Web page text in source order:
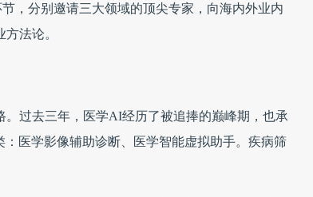
，分别邀请三大领域的顶尖专家，向海内外业内
方法论。
过去三年，医学AI经历了被追捧的巅峰期，也承
医学影像辅助诊断、医学智能虚拟助手。疾病筛